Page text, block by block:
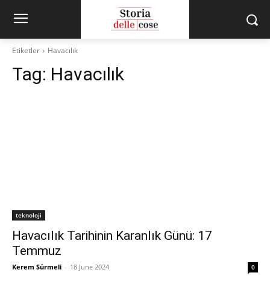
Etiketler Havacılık
Tag: Havacılık
teknoloji
Havacılık Tarihinin Karanlık Günü: 17
Temmuz
Kerem Sürmeli - 18 June 2024 0